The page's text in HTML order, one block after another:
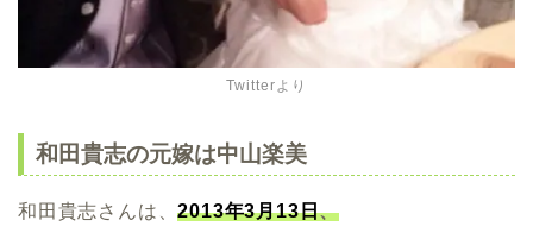
Twitterより
和田貴志の元嫁は中山楽美
和田貴志さんは、2013年3月13日、